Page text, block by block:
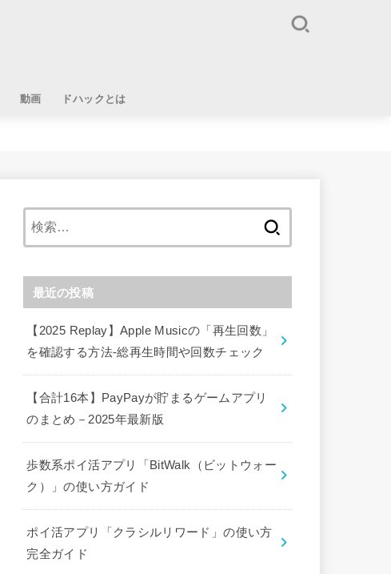
動画 ドハックとは
最近の投稿
【2025 Replay】Apple Musicの「再生回数」
を確認する方法-総再生時間や回数チェック
【合計16本】PayPayが貯まるゲームアプリ
のまとめ－2025年最新版
歩数系ポイ活アプリ「BitWalk（ビットウォー
ク）」の使い方ガイド
ポイ活アプリ「クラシルリワード」の使い方
完全ガイド